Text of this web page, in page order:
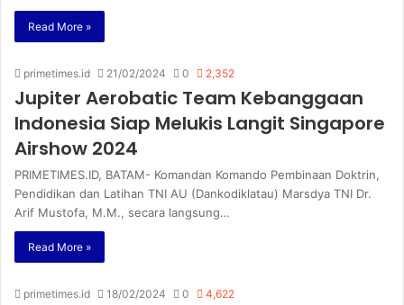
Read More »
primetimes.id 21/02/2024 0 2,352
Jupiter Aerobatic Team Kebanggaan
Indonesia Siap Melukis Langit Singapore
Airshow 2024
PRIMETIMES.ID, BATAM- Komandan Komando Pembinaan Doktrin,
Pendidikan dan Latihan TNI AU (Dankodiklatau) Marsdya TNI Dr.
Arif Mustofa, M.M., secara langsung…
Read More »
primetimes.id 18/02/2024 0 4,622